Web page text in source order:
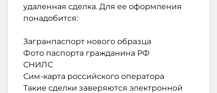
удаленная сделка. Для ее оформления
понадобится:
Загранпаспорт нового образца
Фото паспорта гражданина РФ
СНИЛС
Сим-карта российского оператора
Такие сделки заверяются электронной